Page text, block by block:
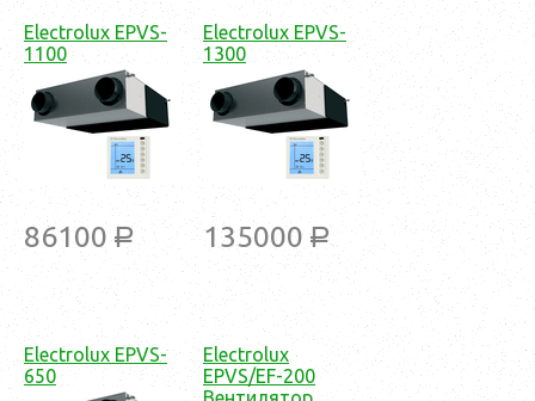
Electrolux EPVS-
1100
86100 a
Electrolux EPVS-
1300
135000 a
Electrolux EPVS-
650
Electrolux
EPVS/EF-200